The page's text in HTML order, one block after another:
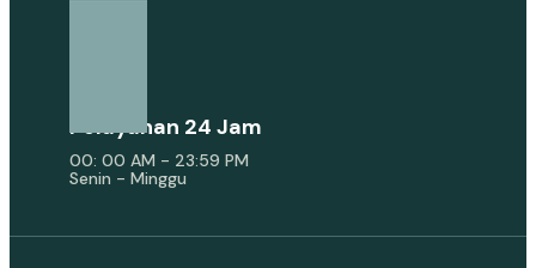
Pelayanan 24 Jam
00: 00 AM - 23:59 PM
Senin - Minggu